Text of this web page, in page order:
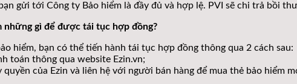
gửi tới Công ty Bảo hiểm là đầy đủ và hợp lệ. PVI sẽ chi trả bồi
những gì để được tái tục hợp đồng?
hiểm, bạn có thể tiến hành tái tục hợp đồng thông qua 2 cách sau:
toán thông qua website Ezin.vn;
của Ezin và liên hệ với người bán hàng để mua thẻ bảo hiểm